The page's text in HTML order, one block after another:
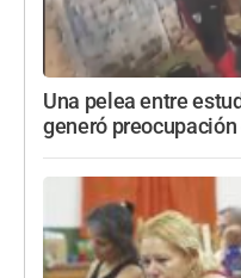
Una pelea entre
generó